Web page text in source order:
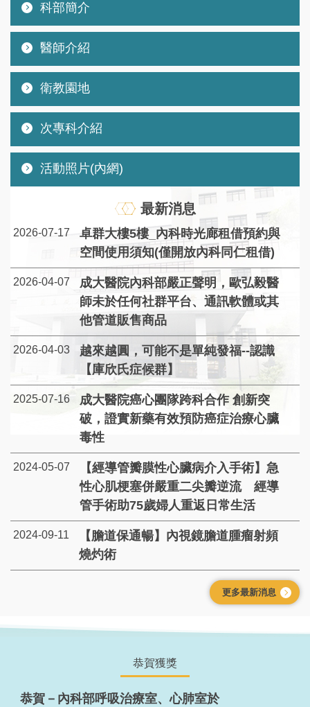
科部簡介
醫師介紹
衛教園地
次專科介紹
活動照片(內網)
最新消息
2026-07-17
卓群大樓5樓_內科時光廊租借預約與
空間使用須知(僅開放內科同仁租借)
2026-04-07
成大醫院內科部嚴正聲明，歐弘毅醫
師未於任何社群平台、通訊軟體或其
他管道販售商品
2026-04-03
越來越圓，可能不是單純發福--認識
【庫欣氏症候群】
2025-07-16
成大醫院癌心團隊跨科合作 創新突
破，證實新藥有效預防癌症治療心臟
毒性
2024-05-07
【經導管瓣膜性心臟病介入手術】急
性心肌梗塞併嚴重二尖瓣逆流 經導
管手術助75歲婦人重返日常生活
2024-09-11
【膽道保通暢】內視鏡膽道腫瘤射頻
燒灼術
更多最新消息
恭賀獲獎
恭賀－內科部呼吸治療室、心肺室於